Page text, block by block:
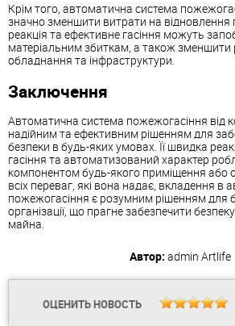
Крім того, автоматична система
значно зменшити витрати на відновлення
реакція та ефективне гасіння можуть
матеріальним збиткам, а також
обладнання та інфраструктури.
Заключення
Автоматична система пожежогасіння від
надійним та ефективним рішенням для
безпеки в будь-яких умовах. Її швидка
гасіння та автоматизований характер
компонентом будь-якого приміщення або
всіх переваг, які вона надає, вкладення в
пожежогасіння є розумним рішенням для
організації, що прагне забезпечити
майна.
Автор: admin Artlife
ОЦЕНИТЬ НОВОСТЬ